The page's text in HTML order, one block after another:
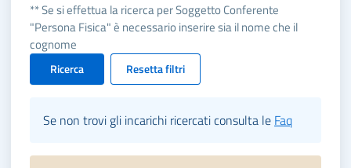
** Se si effettua la ricerca per Soggetto Conferente
"Persona Fisica" è necessario inserire sia il nome che il
cognome
Ricerca Resetta filtri
Se non trovi gli incarichi ricercati consulta le Faq